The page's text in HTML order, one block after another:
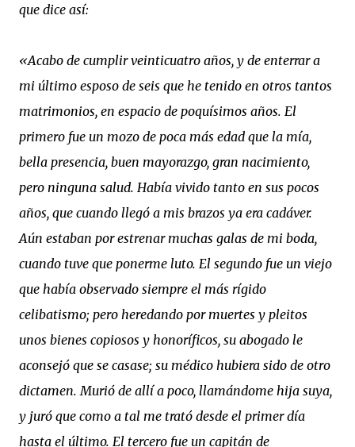
que dice así:
«Acabo de cumplir veinticuatro años, y de enterrar a
mi último esposo de seis que he tenido en otros tantos
matrimonios, en espacio de poquísimos años. El
primero fue un mozo de poca más edad que la mía,
bella presencia, buen mayorazgo, gran nacimiento,
pero ninguna salud. Había vivido tanto en sus pocos
años, que cuando llegó a mis brazos ya era cadáver.
Aún estaban por estrenar muchas galas de mi boda,
cuando tuve que ponerme luto. El segundo fue un viejo
que había observado siempre el más rígido
celibatismo; pero heredando por muertes y pleitos
unos bienes copiosos y honoríficos, su abogado le
aconsejó que se casase; su médico hubiera sido de otro
dictamen. Murió de allí a poco, llamándome hija suya,
y juró que como a tal me trató desde el primer día
hasta el último. El tercero fue un capitán de